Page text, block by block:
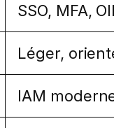
SSO, MFA,
Léger,
IAM